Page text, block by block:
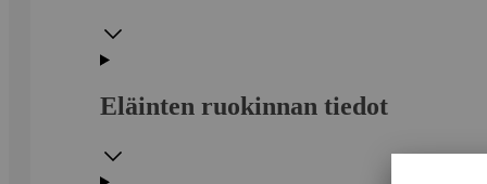
Eläinten ruokinnan tiedot